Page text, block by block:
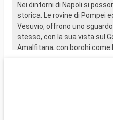
Nei dintorni di Napoli si
storica. Le rovine di Pompei
Vesuvio, offrono uno
stesso, con la sua vista sul
Amalfitana, con borghi come